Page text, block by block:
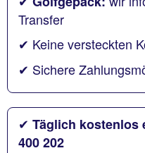
Transfer
✔ Keine versteckten
✔ Sichere
✔ Täglich kostenlos
400 202